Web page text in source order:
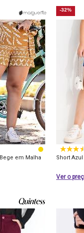
em Malha
-32%
Short
Ver o